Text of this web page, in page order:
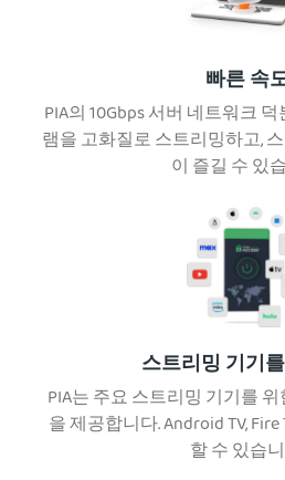
빠른 속
PIA의 10Gbps 서버 네트워크
램을 고화질로 스트리밍하고,
이 즐길 수 있
스트리밍 기기
PIA는 주요 스트리밍 기기를
을 제공합니다. Android TV,
할 수 있습